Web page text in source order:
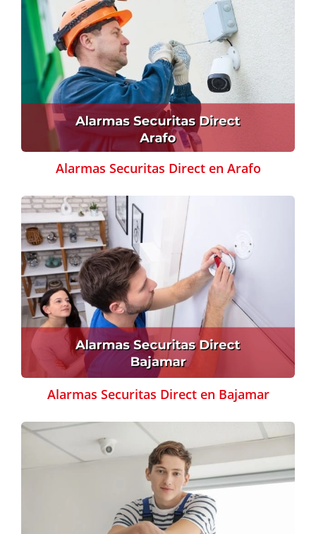
Alarmas Securitas Direct en Arafo
Alarmas Securitas Direct en Bajamar